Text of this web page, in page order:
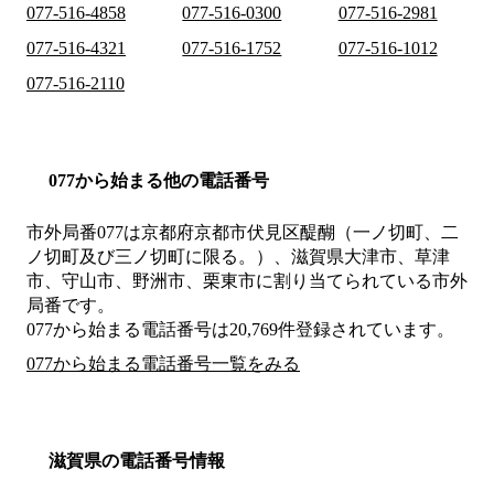
077-516-4858
077-516-0300
077-516-2981
077-516-4321
077-516-1752
077-516-1012
077-516-2110
077から始まる他の電話番号
市外局番077は京都府京都市伏見区醍醐（一ノ切町、二
ノ切町及び三ノ切町に限る。）、滋賀県大津市、草津
市、守山市、野洲市、栗東市に割り当てられている市外
局番です。
077から始まる電話番号は20,769件登録されています。
077から始まる電話番号一覧をみる
滋賀県の電話番号情報